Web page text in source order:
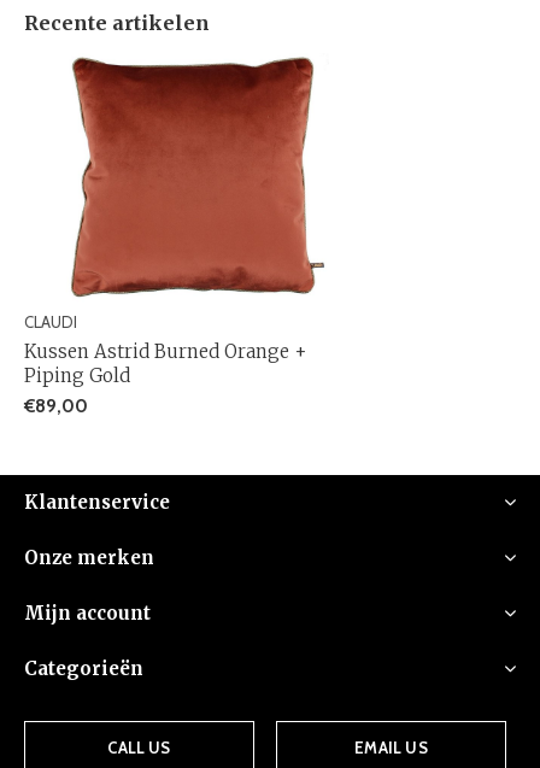
Recente artikelen
CLAUDI
Kussen Astrid Burned Orange +
Piping Gold
€89,00
Klantenservice
Onze merken
Mijn account
Categorieën
CALL US EMAIL US